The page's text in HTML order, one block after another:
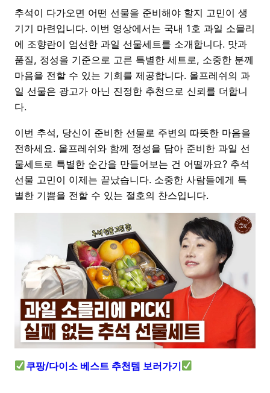
추석이 다가오면 어떤 선물을 준비해야 할지 고민이 생
기기 마련입니다. 이번 영상에서는 국내 1호 과일 소믈리
에 조향란이 엄선한 과일 선물세트를 소개합니다. 맛과
품질, 정성을 기준으로 고른 특별한 세트로, 소중한 분께
마음을 전할 수 있는 기회를 제공합니다. 올프레쉬의 과
일 선물은 광고가 아닌 진정한 추천으로 신뢰를 더합니
다.
이번 추석, 당신이 준비한 선물로 주변의 따뜻한 마음을
전하세요. 올프레쉬와 함께 정성을 담아 준비한 과일 선
물세트로 특별한 순간을 만들어보는 건 어떨까요? 추석
선물 고민이 이제는 끝났습니다. 소중한 사람들에게 특
별한 기쁨을 전할 수 있는 절호의 찬스입니다.
쿠팡/다이소 베스트 추천템 보러가기